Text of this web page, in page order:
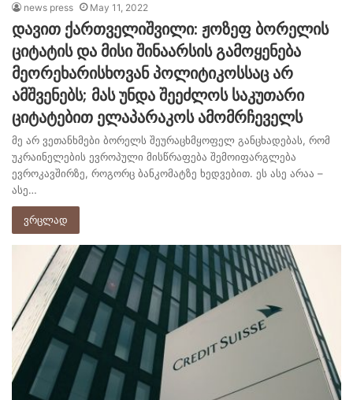
news press May 11, 2022
დავით ქართველიშვილი: ჟოზეფ ბორელის
ციტატის და მისი შინაარსის გამოყენება
მეორეხარისხოვან პოლიტიკოსსაც არ
ამშვენებს; მას უნდა შეეძლოს საკუთარი
ციტატებით ელაპარაკოს ამომრჩეველს
მე არ ვეთანხმები ბორელს შეურაცხმყოფელ განცხადებას, რომ
უკრაინელების ევროპული მისწრაფება შემოიფარგლება
ევროკავშირზე, როგორც ბანკომატზე ხედვებით. ეს ასე არაა –
ასე…
ვრცლად